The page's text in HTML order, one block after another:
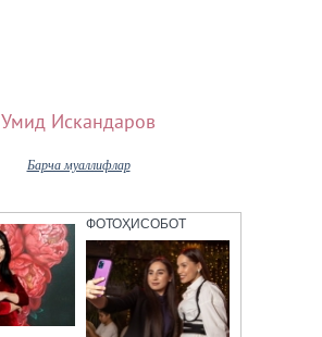
Умид Искандаров
Барча муаллифлар
ФОТОҲИСОБОТ